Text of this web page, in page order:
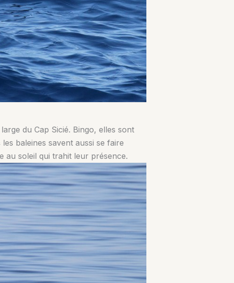
du Cap Sicié. Bingo, elles sont
baleines savent aussi se faire
au soleil qui trahit leur présence.